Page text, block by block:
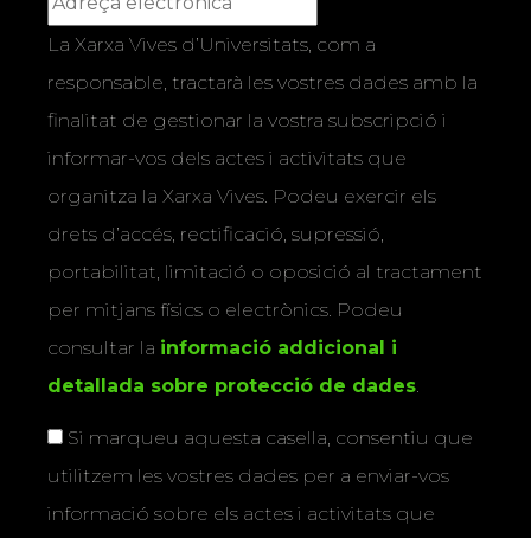
La Xarxa Vives d’Universitats, com a
responsable, tractarà les vostres dades amb la
finalitat de gestionar la vostra subscripció i
informar-vos dels actes i activitats que
organitza la Xarxa Vives. Podeu exercir els
drets d’accés, rectificació, supressió,
portabilitat, limitació o oposició al tractament
per mitjans físics o electrònics. Podeu
consultar la informació addicional i
detallada sobre protecció de dades
Si marqueu aquesta casella, consentiu que
utilitzem les vostres dades per a enviar-vos
informació sobre els actes i activitats que